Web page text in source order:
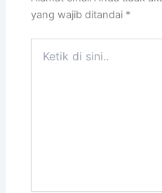
yang wajib ditandai *